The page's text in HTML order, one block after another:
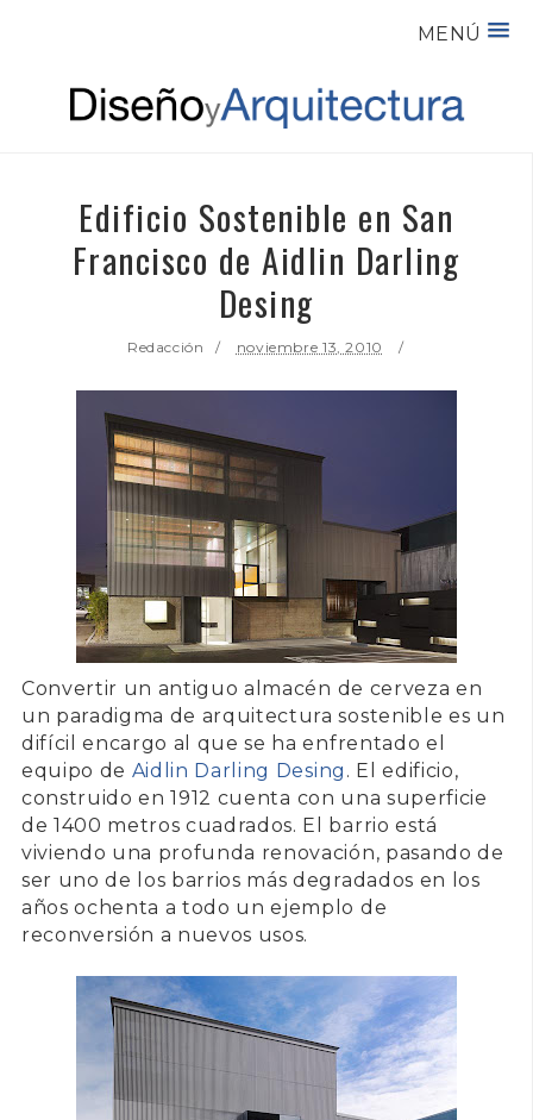
MENÚ
Edificio Sostenible en San
Francisco de Aidlin Darling
Desing
Redacción noviembre 13, 2010
Convertir un antiguo almacén de cerveza en
un paradigma de arquitectura sostenible es un
difícil encargo al que se ha enfrentado el
equipo de Aidlin Darling Desing . El edificio,
construido en1912 cuenta con una superficie
de 1400 metros cuadrados. El barrio está
viviendo una profunda renovación, pasando de
ser uno de los barrios más degradados en los
años ochenta a todo un ejemplo de
reconversión a nuevos usos.